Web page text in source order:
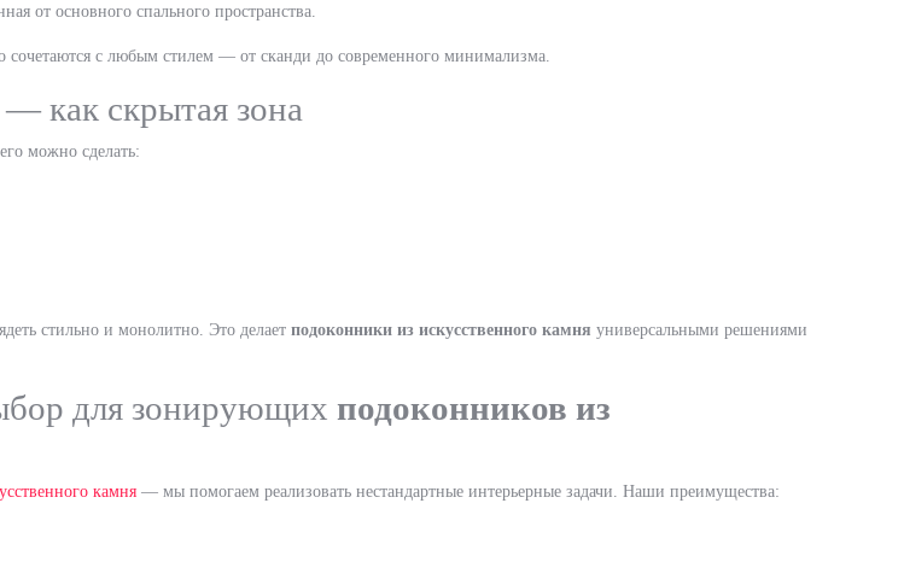
от основного спального пространства.
сочетаются с любым стилем — от сканди до современного минимализма.
как скрытая зона
можно сделать:
стильно и монолитно. Это делает подоконники из искусственного камня универсальными решениями
для зонирующих подоконников из
камня — мы помогаем реализовать нестандартные интерьерные задачи. Наши преимущества: